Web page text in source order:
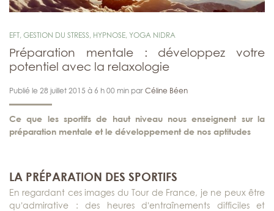
EFT, GESTION DU STRESS, HYPNOSE, YOGA NIDRA
Préparation mentale : développez votre
potentiel avec la relaxologie
Publié le 28 juillet 2015 à 6 h 00 min par Céline Béen
Ce que les sportifs de haut niveau nous enseignent sur la
préparation mentale et le développement de nos aptitudes
LA PRÉPARATION DES SPORTIFS
En regardant ces images du Tour de France, je ne peux être
qu’admirative : des heures d’entraînements difficiles et